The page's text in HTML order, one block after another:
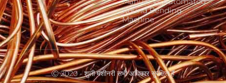
Round Bending
Machine
Ⓒ 2020 - शुली मशीनरी सभी अधिकार सुरक्षित हैं